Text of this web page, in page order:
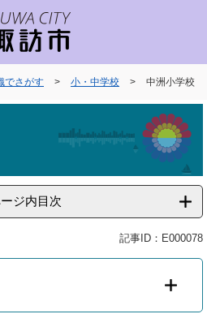
でさがす > 小・中学校 > 中洲小学校
ジ内目次
記事ID：E000078